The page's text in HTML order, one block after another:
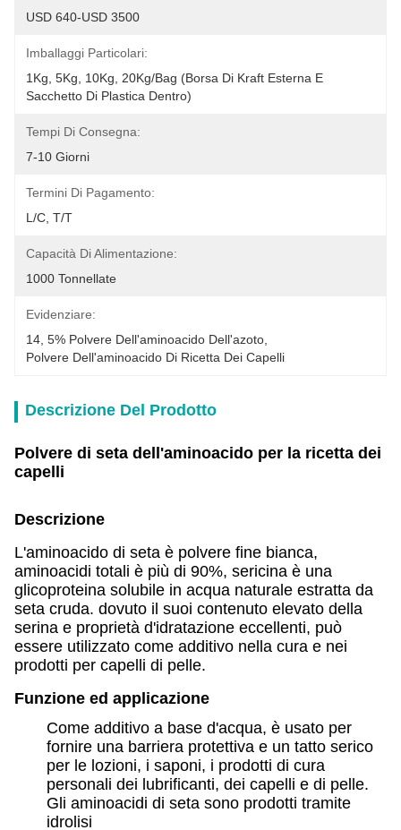
USD 640-USD 3500
Imballaggi Particolari:
1Kg, 5Kg, 10Kg, 20Kg/Bag (borsa Di Kraft Esterna E
Sacchetto Di Plastica Dentro)
Tempi Di Consegna:
7-10 Giorni
Termini Di Pagamento:
L/C, T/T
Capacità Di Alimentazione:
1000 Tonnellate
Evidenziare:
14 5% Polvere Dell'aminoacido Dell'azoto
Polvere Dell'aminoacido Di Ricetta Dei Capelli
Descrizione Del Prodotto
Polvere di seta dell'aminoacido per la ricetta dei
capelli
Descrizione
L'aminoacido di seta è polvere fine bianca,
aminoacidi totali è più di 90%, sericina è una
glicoproteina solubile in acqua naturale estratta da
seta cruda. dovuto il suoi contenuto elevato della
serina e proprietà d'idratazione eccellenti, può
essere utilizzato come additivo nella cura e nei
prodotti per capelli di pelle.
Funzione ed applicazione
Come additivo a base d'acqua, è usato per
fornire una barriera protettiva e un tatto serico
per le lozioni, i saponi, i prodotti di cura
personali dei lubrificanti, dei capelli e di pelle.
Gli aminoacidi di seta sono prodotti tramite
idrolisi